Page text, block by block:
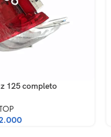
125 completo